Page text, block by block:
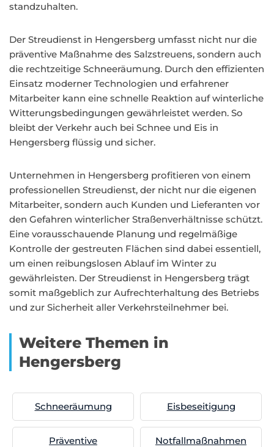
standzuhalten.
Der Streudienst in Hengersberg umfasst nicht nur die
präventive Maßnahme des Salzstreuens, sondern auch
die rechtzeitige Schneeräumung. Durch den effizienten
Einsatz moderner Technologien und erfahrener
Mitarbeiter kann eine schnelle Reaktion auf winterliche
Witterungsbedingungen gewährleistet werden. So
bleibt der Verkehr auch bei Schnee und Eis in
Hengersberg flüssig und sicher.
Unternehmen in Hengersberg profitieren von einem
professionellen Streudienst, der nicht nur die eigenen
Mitarbeiter, sondern auch Kunden und Lieferanten vor
den Gefahren winterlicher Straßenverhältnisse schützt.
Eine vorausschauende Planung und regelmäßige
Kontrolle der gestreuten Flächen sind dabei essentiell,
um einen reibungslosen Ablauf im Winter zu
gewährleisten. Der Streudienst in Hengersberg trägt
somit maßgeblich zur Aufrechterhaltung des Betriebs
und zur Sicherheit aller Verkehrsteilnehmer bei.
Weitere Themen in
Hengersberg
Schneeräumung Eisbeseitigung
Präventive
Notfallmaßnahmen